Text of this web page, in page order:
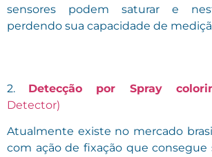
sensores podem saturar e
perdendo sua capacidade de
2. Detecção por Spray
Detector)
Atualmente existe no mercado
com ação de fixação que consegue